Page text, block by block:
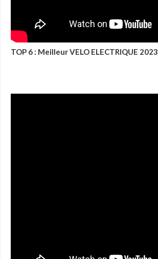
TOP 6 : Meilleur VELO ELECTRIQUE 2023